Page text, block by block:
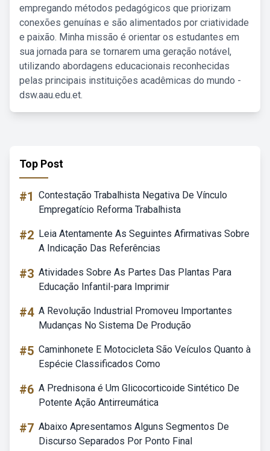
empregando métodos pedagógicos que priorizam
conexões genuínas e são alimentados por criatividade
e paixão. Minha missão é orientar os estudantes em
sua jornada para se tornarem uma geração notável,
utilizando abordagens educacionais reconhecidas
pelas principais instituições acadêmicas do mundo -
dsw.aau.edu.et.
Top Post
#1 Contestação Trabalhista Negativa De Vínculo
Empregatício Reforma Trabalhista
#2 Leia Atentamente As Seguintes Afirmativas Sobre
A Indicação Das Referências
#3 Atividades Sobre As Partes Das Plantas Para
Educação Infantil-para Imprimir
#4 A Revolução Industrial Promoveu Importantes
Mudanças No Sistema De Produção
#5 Caminhonete E Motocicleta São Veículos Quanto à
Espécie Classificados Como
#6 A Prednisona é Um Glicocorticoide Sintético De
Potente Ação Antirreumática
#7 Abaixo Apresentamos Alguns Segmentos De
Discurso Separados Por Ponto Final